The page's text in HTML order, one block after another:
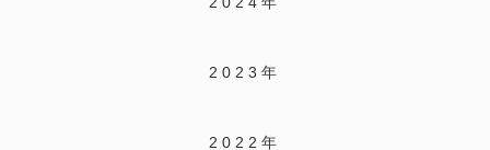
2023年
2022年